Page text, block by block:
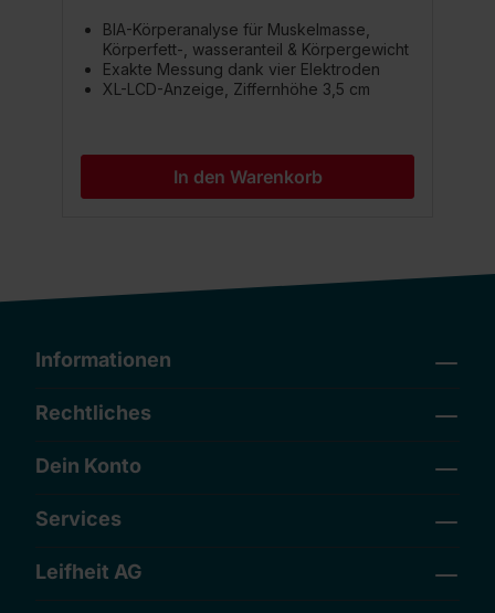
BIA-Körperanalyse für Muskelmasse,
Körperfett-, wasseranteil & Körpergewicht
Exakte Messung dank vier Elektroden
XL-LCD-Anzeige, Ziffernhöhe 3,5 cm
In den Warenkorb
Informationen
Rechtliches
Dein Konto
Services
Leifheit AG